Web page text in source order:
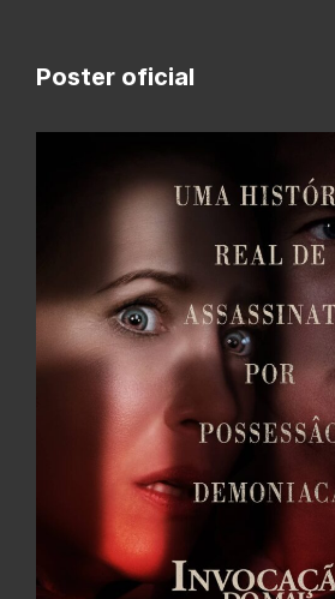
Poster oficial